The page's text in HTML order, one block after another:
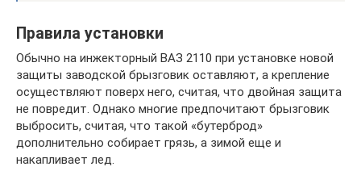
Правила установки
Обычно на инжекторный ВАЗ 2110 при установке новой
защиты заводской брызговик оставляют, а крепление
осуществляют поверх него, считая, что двойная защита
не повредит. Однако многие предпочитают брызговик
выбросить, считая, что такой «бутерброд»
дополнительно собирает грязь, а зимой еще и
накапливает лед.